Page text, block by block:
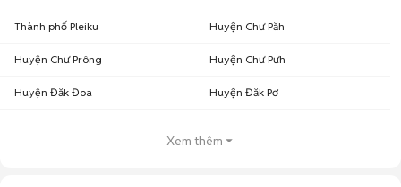
Thành phố Pleiku Huyện Chư Păh
Huyện Chư Prông Huyện Chư Pưh
Huyện Đăk Đoa Huyện Đăk Pơ
Xem thêm